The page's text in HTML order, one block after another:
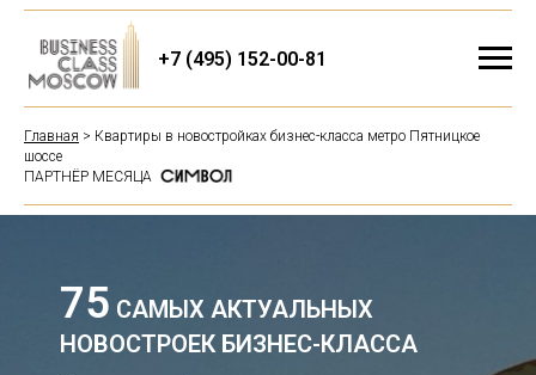
+7 (495) 152-00-81
Главная > Квартиры в новостройках бизнес-класса метро Пятницкое
шоссе
ПАРТНЁР МЕСЯЦА
75 САМЫХ АКТУАЛЬНЫХ
НОВОСТРОЕК БИЗНЕС-КЛАССА